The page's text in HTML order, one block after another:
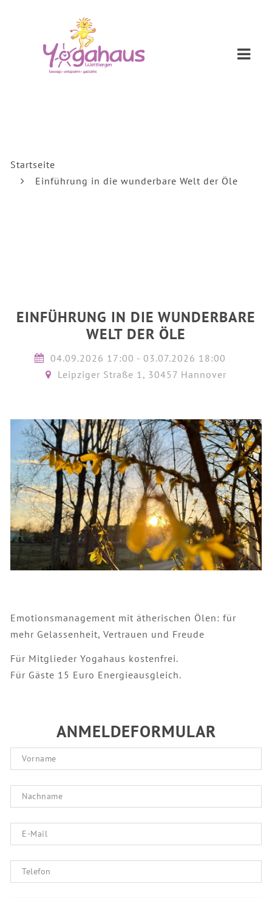
Startseite
Einführung in die wunderbare Welt der Öle
EINFÜHRUNG IN DIE WUNDERBARE
WELT DER ÖLE
04.09.2026 17:00 - 03.07.2026 18:00
Leipziger Straße 1, 30457 Hannover
Emotionsmanagement mit ätherischen Ölen: für
mehr Gelassenheit, Vertrauen und Freude
Für Mitglieder Yogahaus kostenfrei.
Für Gäste 15 Euro Energieausgleich.
ANMELDEFORMULAR